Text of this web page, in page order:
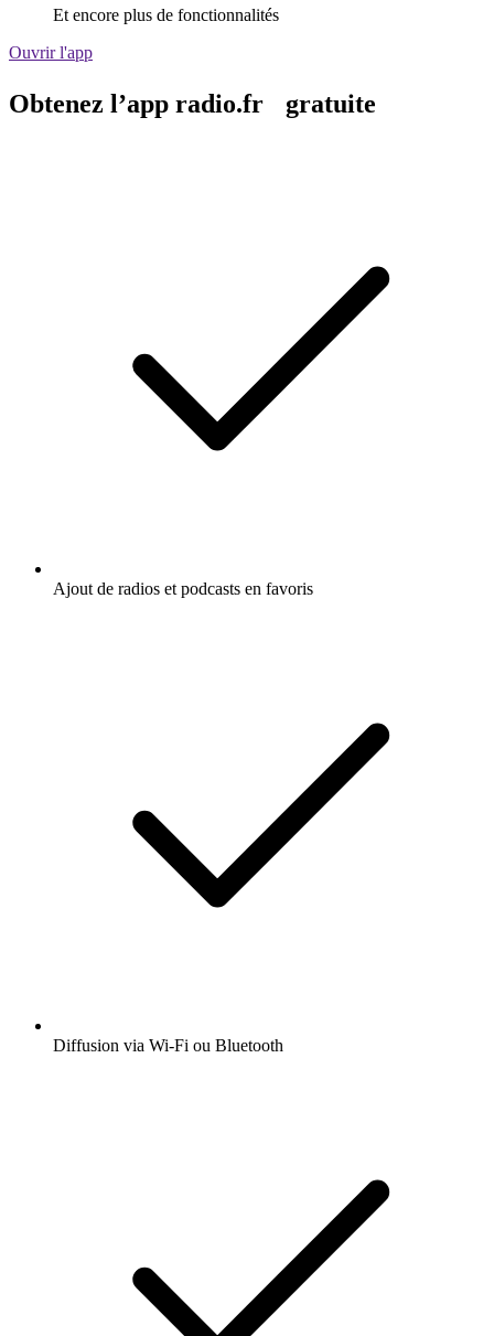
Et encore plus de fonctionnalités
Ouvrir l'app
Obtenez l’app radio.fr gratuite
Ajout de radios et podcasts en favoris
Diffusion via Wi-Fi ou Bluetooth